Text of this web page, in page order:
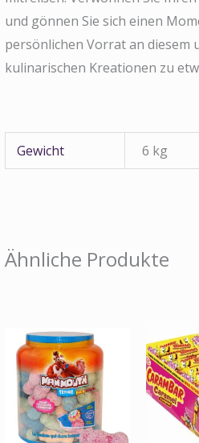
und gönnen Sie sich einen
persönlichen Vorrat an diesem
kulinarischen Kreationen zu
Gewicht 6 kg
Ähnliche Produkte